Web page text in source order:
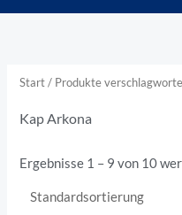
Start/ Produkte
Kap Arkona
Ergebnisse 1 – 9 von 10